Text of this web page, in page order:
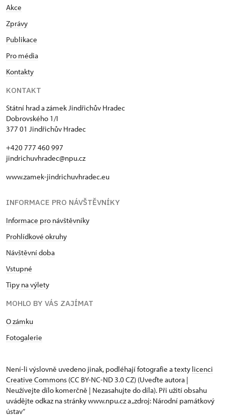
Akce
Zprávy
Publikace
Pro média
Kontakty
KONTAKT
Státní hrad a zámek Jindřichův Hradec
Dobrovského 1/I
377 01 Jindřichův Hradec
+420 777 460 997
jindrichuvhradec@npu.cz
www.zamek-jindrichuvhradec.eu
INFORMACE PRO NÁVŠTĚVNÍKY
Informace pro návštěvníky
Prohlídkové okruhy
Návštěvní doba
Vstupné
Tipy na výlety
MOHLO BY VÁS ZAJÍMAT
O zámku
Fotogalerie
Není-li výslovně uvedeno jinak, podléhají fotografie a texty licenci
Creative Commons (CC BY-NC-ND 3.0 CZ) (Uveďte autora |
Neužívejte dílo komerčně | Nezasahujte do díla). Při užití obsahu
uvádějte odkaz na stránky www.npu.cz a „zdroj: Národní památkový
ústav“